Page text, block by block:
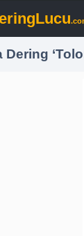
Dering